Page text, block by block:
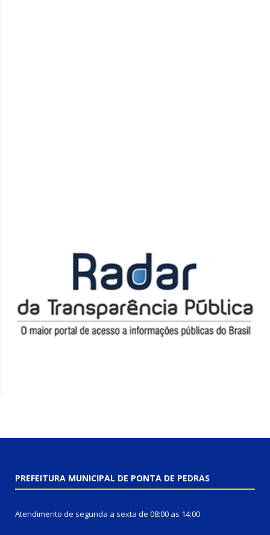
PREFEITURA MUNICIPAL DE PONTA DE PEDRAS
Atendimento de segunda a sexta de 08:00 as 14:00